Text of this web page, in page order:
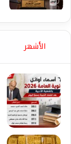
الأشهر